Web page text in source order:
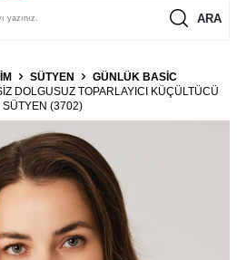
ARA
SÜTYEN
GÜNLÜK BASIC
DOLGUSUZ TOPARLAYICI KÜÇÜLTÜCÜ
SÜTYEN (3702)